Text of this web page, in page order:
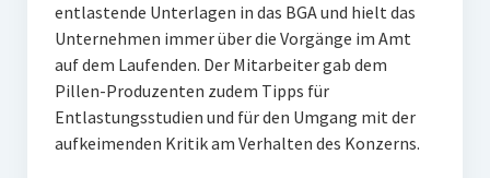
entlastende Unterlagen in das BGA und hielt das
Unternehmen immer über die Vorgänge im Amt
auf dem Laufenden. Der Mitarbeiter gab dem
Pillen-Produzenten zudem Tipps für
Entlastungsstudien und für den Umgang mit der
aufkeimenden Kritik am Verhalten des Konzerns.